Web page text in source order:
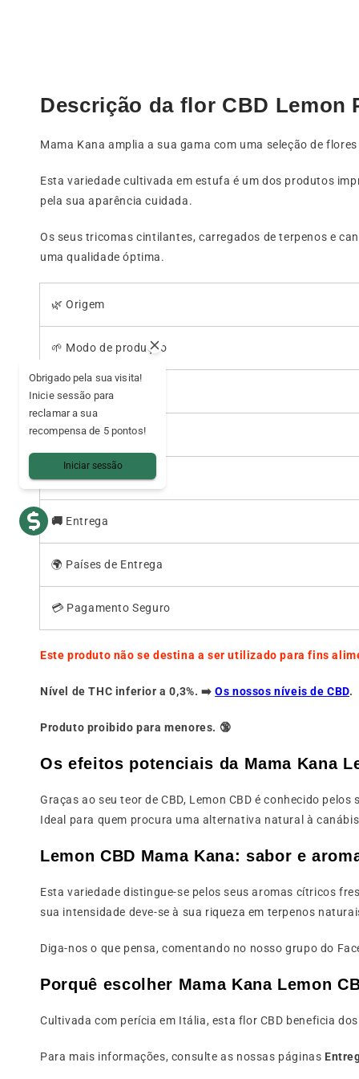
Descrição da flor CBD Lemon
Mama Kana amplia a sua gama com uma seleção de
Esta variedade cultivada em estufa é um dos produtos
pela sua aparência cuidada.
Os seus tricomas cintilantes, carregados de terpenos e
uma qualidade óptima.
🌿 Origem
🌱 Modo de produção
🍭 Aromas
💧 Humidade
🌱 Sementes
🚚 Entrega
🌍 Países de Entrega
💳 Pagamento Seguro
Este produto não se destina a ser utilizado para fins
Nível de THC inferior a 0,3%. ➡️Os nossos níveis de CBD.
Produto proibido para menores. 🔞
Os efeitos potenciais da Mama Kana
Graças ao seu teor de CBD, Lemon CBD é conhecido
Ideal para quem procura uma alternativa natural à
Lemon CBD Mama Kana: sabor e
Esta variedade distingue-se pelos seus aromas cítricos
sua intensidade deve-se à sua riqueza em terpenos
Diga-nos o que pensa, comentando no nosso grupo do
Porquê escolher Mama Kana Lemon
Cultivada com perícia em Itália, esta flor CBD beneficia
Para mais informações, consulte as nossas páginas
Obrigado pela sua visita!
Inicie sessão para
reclamar a sua
recompensa de 5 pontos!
Iniciar sessão